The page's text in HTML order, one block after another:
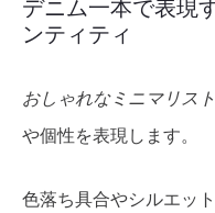
デニム一本で表現
ンティティ
おしゃれなミニマリスト
や個性を表現します。
色落ち具合やシルエッ